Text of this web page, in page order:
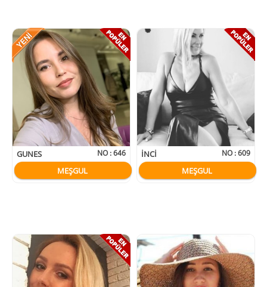
GUNES NO :646
MEŞGUL
INCI NO :609
MEŞGUL